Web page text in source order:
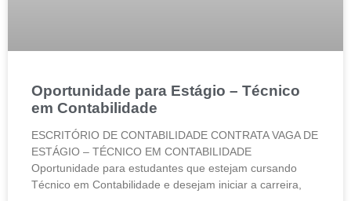
Oportunidade para Estágio – Técnico
em Contabilidade
ESCRITÓRIO DE CONTABILIDADE CONTRATA VAGA DE
ESTÁGIO – TÉCNICO EM CONTABILIDADE
Oportunidade para estudantes que estejam cursando
Técnico em Contabilidade e desejam iniciar a carreira,